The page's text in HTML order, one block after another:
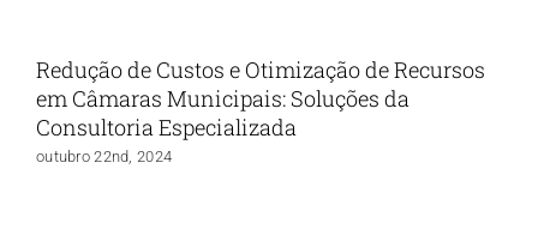
Redução de Custos e Otimização de Recursos
em Câmaras Municipais: Soluções da
Consultoria Especializada
outubro 22nd, 2024